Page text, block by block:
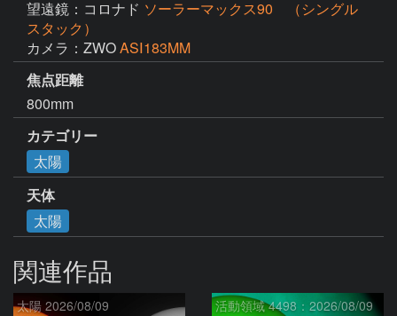
望遠鏡：コロナド ソーラーマックス90 （シングル
スタック）
カメラ：ZWOASⅠ183MM
焦点距離
800mm
カテゴリー
太陽
天体
太陽
関連作品
太陽 2026/08/09 活動領域 4498：2026/08/09